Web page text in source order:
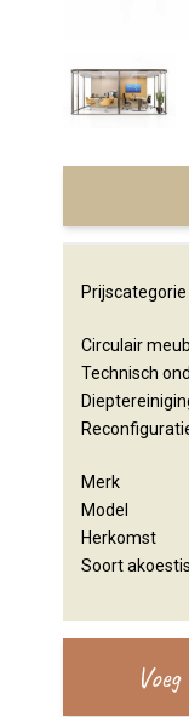
Prijscategorie
Circulair
Technisch
Merk
Model
Herkomst
Soort